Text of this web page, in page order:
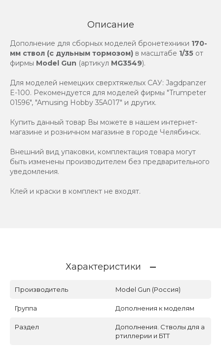
Описание
Дополнение для сборных моделей бронетехники 170-
мм ствол (с дульным тормозом) в масштабе 1/35 от
фирмы Model Gun (артикул MG3549).
Для моделей немецких сверхтяжелых САУ: Jagdpanzer
E-100. Рекомендуется для моделей фирмы "Trumpeter
01596", "Amusing Hobby 35A017" и других.
Купить данный товар Вы можете в нашем интернет-
магазине и розничном магазине в городе Челябинск.
Внешний вид упаковки, комплектация товара могут
быть изменены производителем без предварительного
уведомления.
Клей и краски в комплект не входят.
Характеристики
Производитель Model Gun (Россия)
Группа Дополнения к моделям
Раздел
Дополнения. Стволы для а
ртиллерии и БТТ